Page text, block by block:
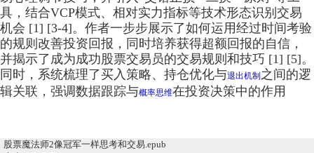
具，结合VCP模式、相对实力指标等技术形态识别交易
机会 [1] [3-4]。作者一步步展示了如何运用经过时间考验
的规则改善投资回报，同时培养获得超额回报的自信，
并揭示了成为成功股票交易员的交易规则和技巧 [1] [5]。
同时，系统梳理了买入策略、持仓优化与退出机制 之间的逻
辑关联，强调数据跟踪与概率思维在投资决策中的作用
股票魔法师2像冠军一样思考和交易.epub